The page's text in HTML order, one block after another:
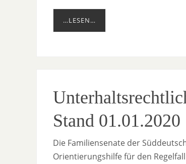
…LESEN…
Stand 01.01.2020
Die Familiensenate der
Orientierungshilfe für den